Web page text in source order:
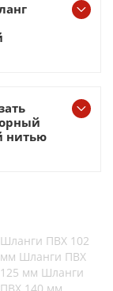
нитью
Шланги ПВХ 102
Шланги ПВХ
мм Шланги